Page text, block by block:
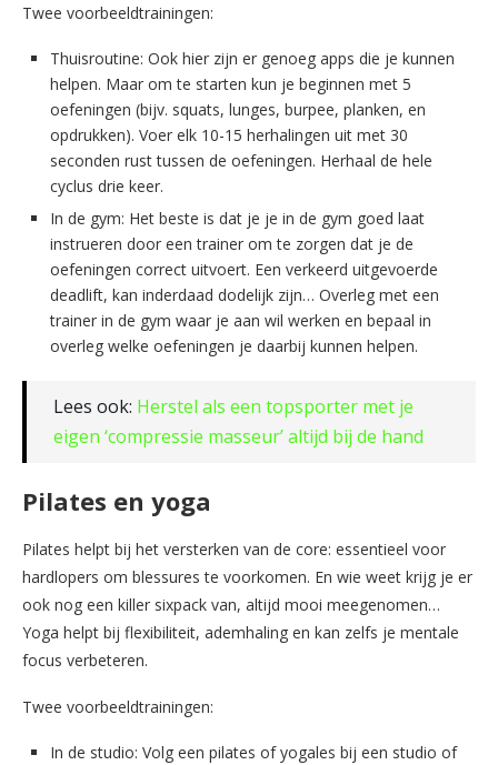
Twee voorbeeldtrainingen:
Thuisroutine: Ook hier zijn er genoeg apps die je kunnen
helpen. Maar om te starten kun je beginnen met 5
oefeningen (bijv. squats, lunges, burpee, planken, en
opdrukken). Voer elk 10-15 herhalingen uit met 30
seconden rust tussen de oefeningen. Herhaal de hele
cyclus drie keer.
In de gym: Het beste is dat je je in de gym goed laat
instrueren door een trainer om te zorgen dat je de
oefeningen correct uitvoert. Een verkeerd uitgevoerde
deadlift, kan inderdaad dodelijk zijn… Overleg met een
trainer in de gym waar je aan wil werken en bepaal in
overleg welke oefeningen je daarbij kunnen helpen.
Lees ook: Herstel als een topsporter met je
eigen ‘compressie masseur’ altijd bij de hand
Pilates en yoga
Pilates helpt bij het versterken van de core: essentieel voor
hardlopers om blessures te voorkomen. En wie weet krijg je er
ook nog een killer sixpack van, altijd mooi meegenomen…
Yoga helpt bij flexibiliteit, ademhaling en kan zelfs je mentale
focus verbeteren.
Twee voorbeeldtrainingen:
In de studio: Volg een pilates of yogales bij een studio of